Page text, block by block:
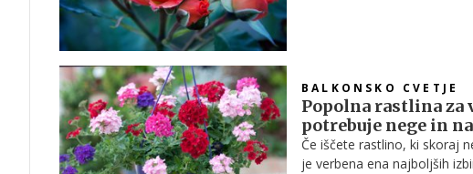
BALKONSKO CVETJE
Popolna rastlina za
potrebuje nege in
Če iščete rastlino, ki skoraj
je verbena ena najboljših